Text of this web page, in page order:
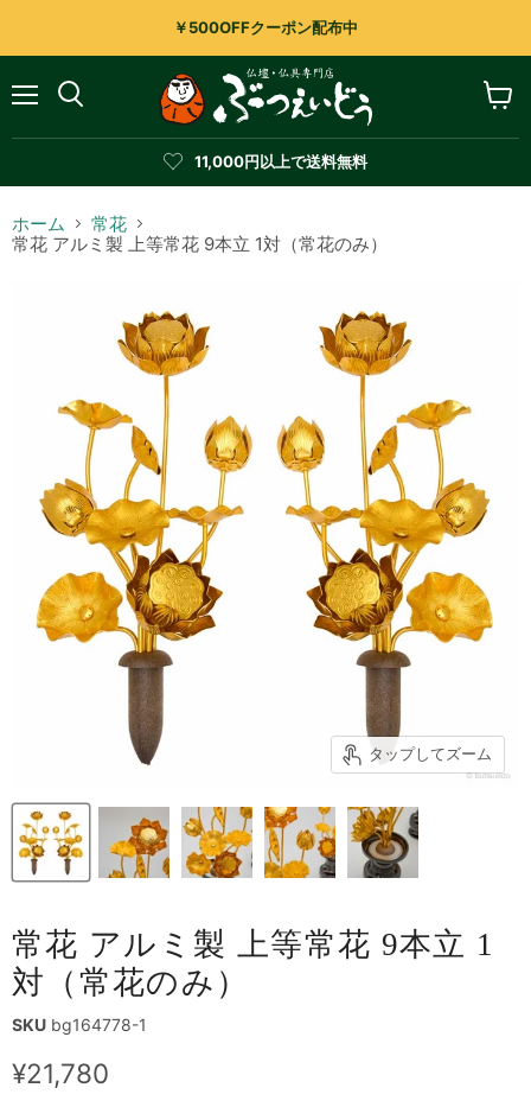
￥500OFFクーポン配布中
索
11,000円以上で送料無料
ー
見
ホーム
常花
常花 アルミ製 上等常花 9本立 1対（常花のみ）
タップしてズーム
常花 アルミ製 上等常花 9本立 1
対（常花のみ）
SKU bg164778-1
現在の価格
¥21,780